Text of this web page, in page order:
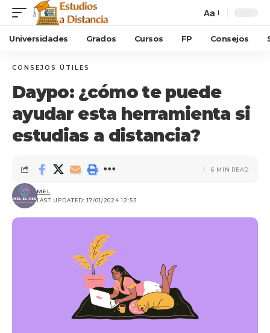
Aa
Universidades Grados Cursos FP Consejos
CONSEJOS ÚTILES
Daypo: ¿cómo te puede
ayudar esta herramienta si
estudias a distancia?
LAST UPDATED: 17/01/2024 12:53
MEL
6 MIN READ